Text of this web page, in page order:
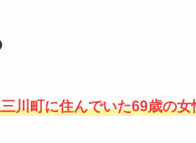
川町に住んでいた69歳の